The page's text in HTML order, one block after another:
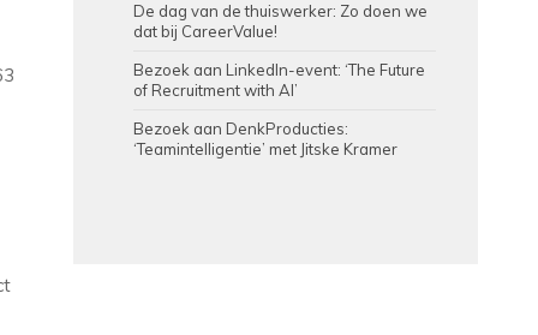
De dag van de thuiswerker: Zo doen we
dat bij CareerValue!
Bezoek aan LinkedIn-event: ‘The Future
of Recruitment with AI’
Bezoek aan DenkProducties:
‘Teamintelligentie’ met Jitske Kramer